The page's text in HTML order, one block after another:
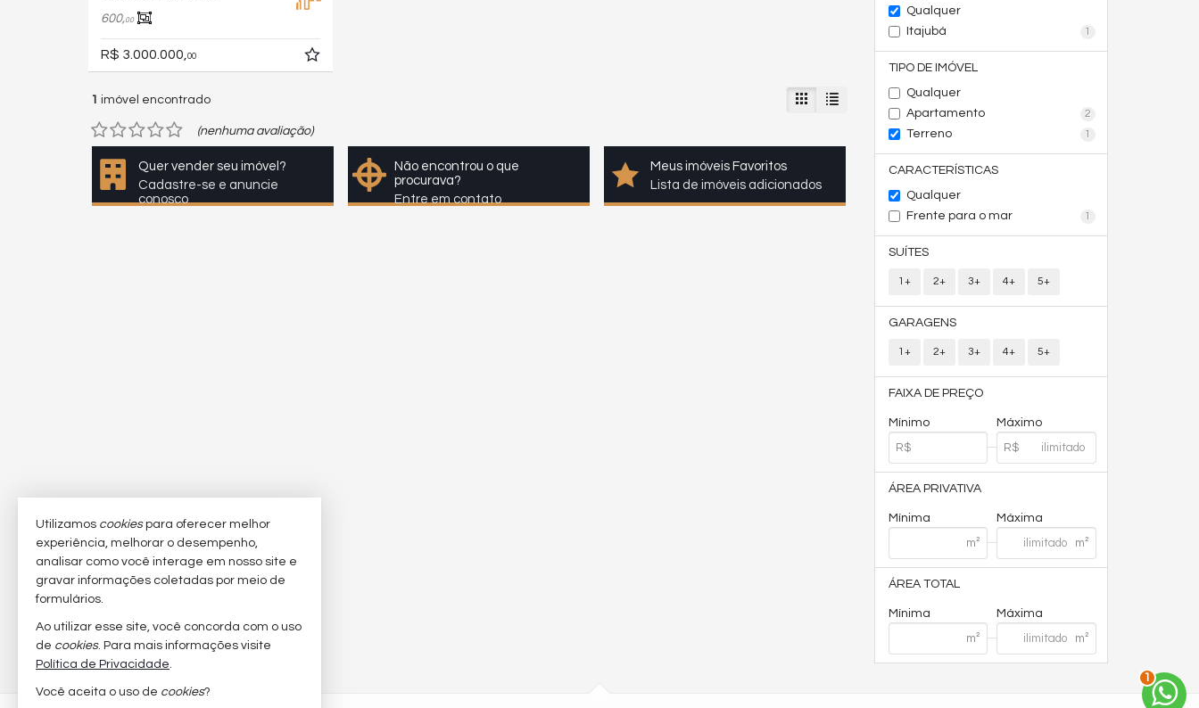
Qualquer
Itajubá
1
TIPO DE IMÓVEL
Qualquer
Apartamento
2
Terreno 1
CARACTERÍSTICAS
Qualquer
Frente para o mar
1
SUÍTES
1+ 2+ 3+ 4+ 5+
GARAGENS
1+ 2+ 3+ 4+ 5+
FAIXA DE PREÇO
Mínimo Máximo
ÁREA PRIVATIVA
Mínima Máxima
ÁREA TOTAL
Mínima Máxima
600,00
R$ 3.000.000, 00
1 imóvel encontrado
(nenhuma avaliação)
Quer vender seu imóvel?
Cadastre-se e anuncie
conosco
Não encontrou o que
procurava?
Entre em contato
Meus imóveis Favoritos
Lista de imóveis adicionados
1
Utilizamos cookiespara oferecer melhor
experiência, melhorar o desempenho,
analisar como você interage em nosso site e
gravar informações coletadas por meio de
formulários.
Ao utilizar esse site, você concorda com o uso
de cookies. Para mais informações visite
Política de Privacidade.
Você aceita o uso de cookies?